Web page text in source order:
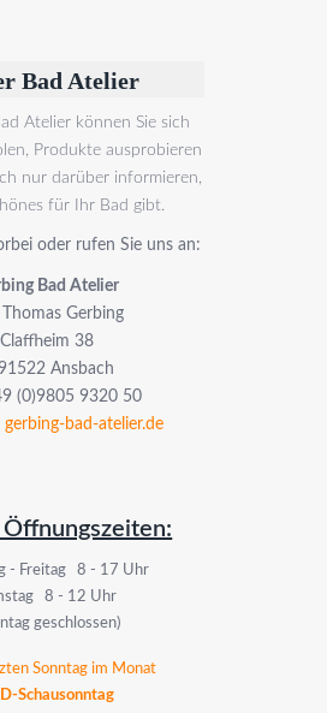
Bad Atelier
Atelier können Sie sich
Produkte ausprobieren
nur darüber informieren,
für Ihr Bad gibt.
oder rufen Sie uns an:
Bad Atelier
Thomas Gerbing
Claffheim 38
Ansbach
(0)9805 9320 50
bad-atelier.de
- Freitag 8 - 17 Uhr
8 - 12 Uhr
geschlossen)
Sonntag im Monat
Schausonntag